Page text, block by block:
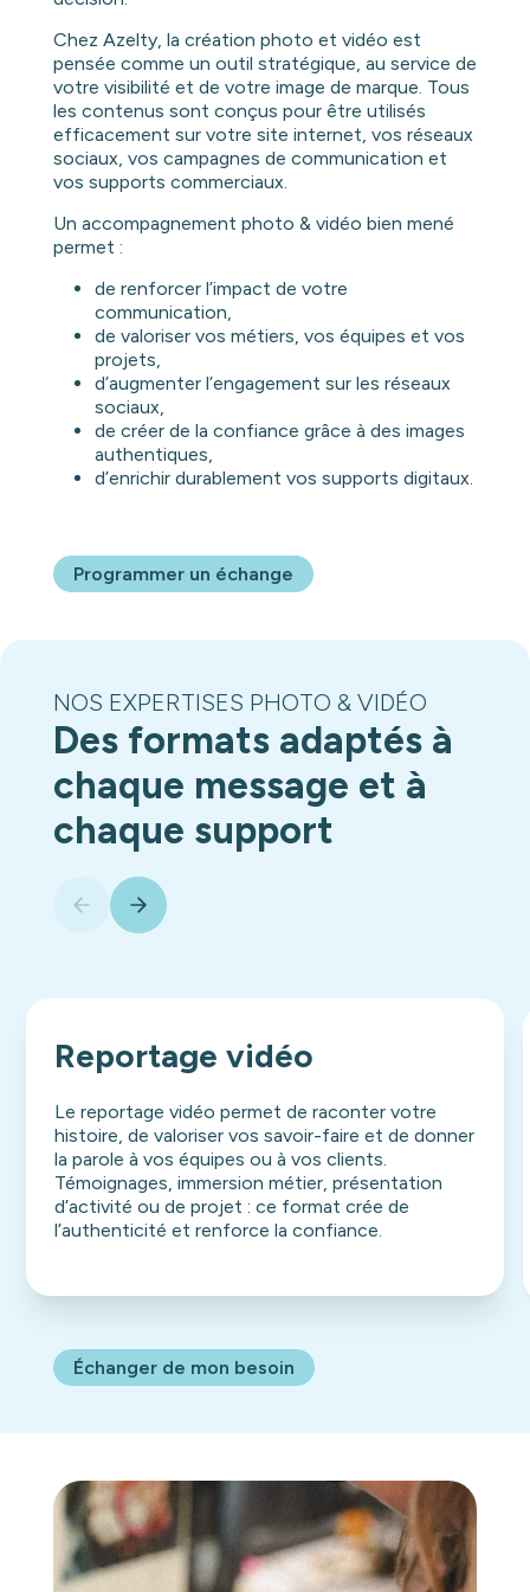
Chez Azelty, la création photo et vidéo est
pensée comme un outil stratégique, au service de
votre visibilité et de votre image de marque. Tous
les contenus sont conçus pour être utilisés
efficacement sur votre site internet, vos réseaux
sociaux, vos campagnes de communication et
vos supports commerciaux.
Un accompagnement photo & vidéo bien mené
permet :
de renforcer l’impact de votre
communication,
de valoriser vos métiers, vos équipes et vos
projets,
d’augmenter l’engagement sur les réseaux
sociaux,
de créer de la confiance grâce à des images
authentiques,
d’enrichir durablement vos supports digitaux.
Programmer un échange
NOS EXPERTISES PHOTO & VIDÉO
Des formats adaptés à
chaque message et à
chaque support
Reportage vidéo
Le reportage vidéo permet de raconter votre
histoire, de valoriser vos savoir-faire et de donner
la parole à vos équipes ou à vos clients.
Témoignages, immersion métier, présentation
d’activité ou de projet : ce format crée de
l’authenticité et renforce la confiance.
Échanger de mon besoin